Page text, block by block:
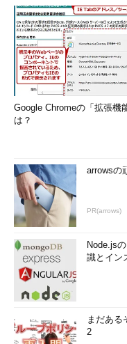
Google Chromeの「拡張機
は？
arrowsの
PR(arrows)
Node.js
識とイン
まだある
2